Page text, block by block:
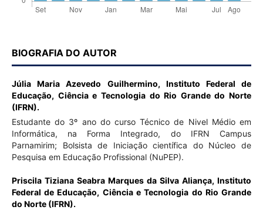
BIOGRAFIA DO AUTOR
Júlia Maria Azevedo Guilhermino, Instituto Federal de
Educação, Ciência e Tecnologia do Rio Grande do Norte
(IFRN).
Estudante do 3º ano do curso Técnico de Nivel Médio em
Informática, na Forma Integrado, do IFRN Campus
Parnamirim; Bolsista de Iniciação científica do Núcleo de
Pesquisa em Educação Profissional (NuPEP).
Priscila Tiziana Seabra Marques da Silva Aliança,Instituto
Federal de Educação, Ciência e Tecnologia do Rio Grande
do Norte (IFRN).